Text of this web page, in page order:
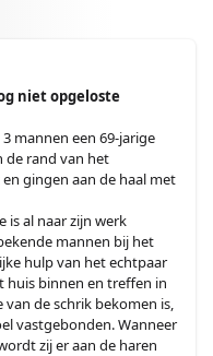
niet opgeloste
mannen een 69-jarige
de rand van het
gingen aan de haal met
is al naar zijn werk
mannen bij het
hulp van het echtpaar
huis binnen en treffen in
de schrik bekomen is,
vastgebonden. Wanneer
zij er aan de haren